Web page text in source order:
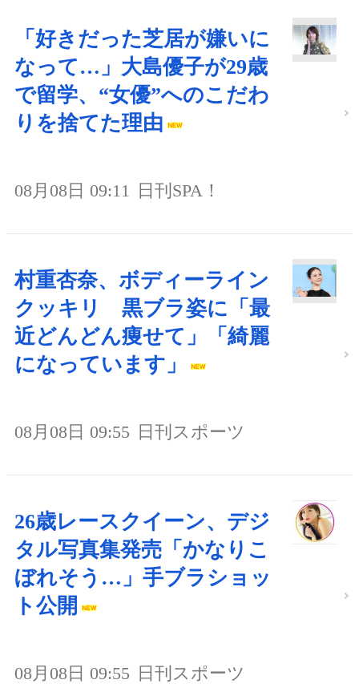
「好きだった芝居が嫌いに
なって…」大島優子が29歳
で留学、“女優”へのこだわ
りを捨てた理由
08月08日 09:11 日刊SPA！
村重杏奈、ボディーライン
クッキリ 黒ブラ姿に「最
近どんどん痩せて」「綺麗
になっています」
08月08日 09:55 日刊スポーツ
26歳レースクイーン、デジ
タル写真集発売「かなりこ
ぼれそう…」手ブラショッ
ト公開
08月08日 09:55 日刊スポーツ